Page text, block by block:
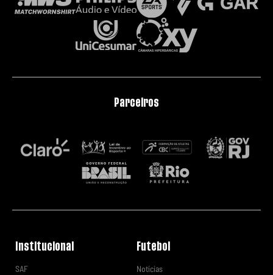
Parceiros
Institucional
SAF
Futebol
Notícias